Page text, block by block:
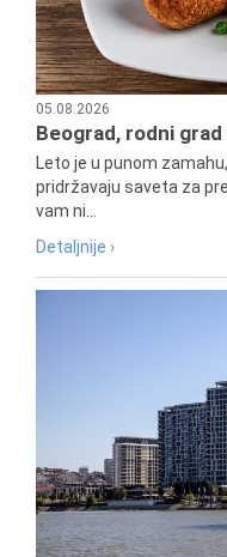
05.08.2026
Beograd, rodni
Leto je u punom
pridržavaju saveta za
vam ni...
Detaljnije ›